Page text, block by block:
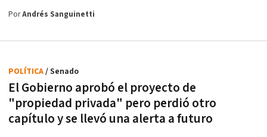
PorAndrés Sanguinetti
El Gobierno aprobó el proyecto de
"propiedad privada" pero perdió otro
capítulo y se llevó una alerta a futuro
POLÍTICA/ Senado